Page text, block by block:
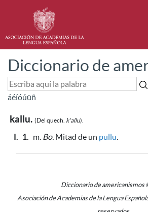
Diccionario de
áéíóúüñ
kallu. (Del quech. k'allu).
I. 1. m. Bo. Mitad de un pullu.
Diccionario de americanismos
Asociación de Academias de la Lengua